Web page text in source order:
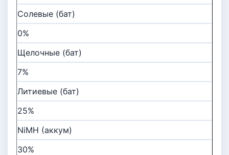
Солевые (бат)
0%
Щелочные (бат)
7%
Литиевые (бат)
25%
NiMH (аккум)
30%